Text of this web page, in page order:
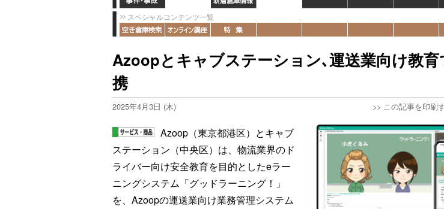
スペシャルコンテンツ一覧
Azoopとキャブステーション､運送業向け教育
携
2025年4月3日 (木) >> この記事を印刷
Azoop（東京都港区）とキャブ
ステーション（中央区）は、物流業界のド
ライバー向け安全教育を目的としたeラー
ニングシステム「グッドラーニング！」
を、Azoopの運送業向け業務管理システム